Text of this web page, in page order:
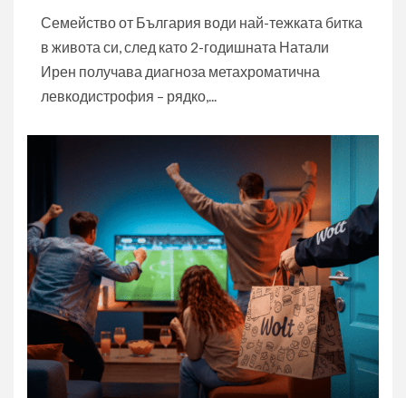
Семейство от България води най-тежката битка
в живота си, след като 2-годишната Натали
Ирен получава диагноза метахроматична
левкодистрофия – рядко,...